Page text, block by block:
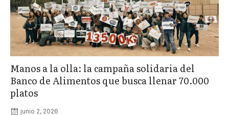
Manos a la olla: la campaña solidaria del
Banco de Alimentos que busca llenar 70.000
platos
junio 2, 2026